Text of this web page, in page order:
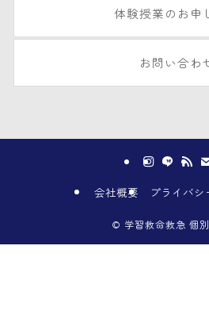
体験授業のお申
お問い合わ
会社概要 プライバ
© 学習救命救急 個